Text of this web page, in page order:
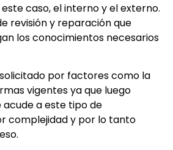
caso, el interno y el externo.
revisión y reparación que
los conocimientos necesarios
por factores como la
vigentes ya que luego
acude a este tipo de
complejidad y por lo tanto